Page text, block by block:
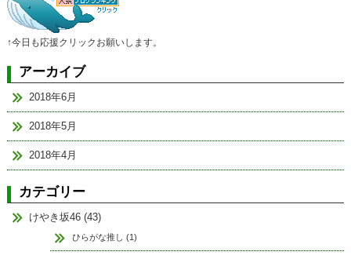
↑今日も応援クリックお願いします。
アーカイブ
2018年6月
2018年5月
2018年4月
カテゴリー
けやき坂46 (43)
ひらがな推し (1)